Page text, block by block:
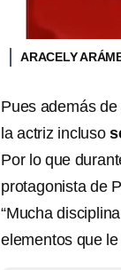
ARACELY
Pues además
la actriz incluso
Por lo que
protagonista de
“Mucha
elementos que